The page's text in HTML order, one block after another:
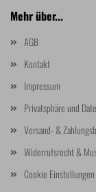
Mehr über...
AGB
Kontakt
Impressum
Privatsphäre und
Versand- &
Widerrufsrecht &
Cookie Einstellungen